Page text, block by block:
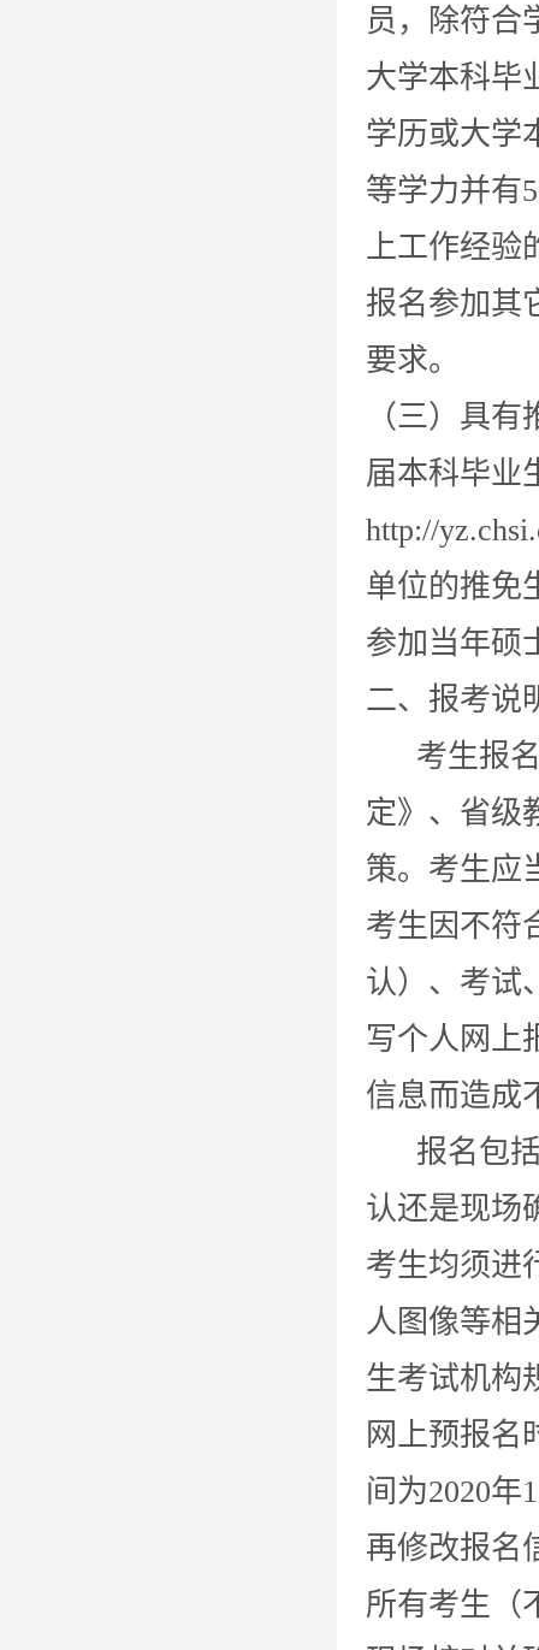
员，除符合
大学本科毕
学历或大学
等学力并有
上工作经验
报名参加其
要求。
（三）具
届本科毕业
http://
单位的推免
参加当年硕
二、报考说
考生报名
定》、省级
策。考生应
考生因不符
认）、考试
写个人网上
信息而造成
报名包括
认还是现场
考生均须进
人图像等相
生考试机构
网上预报名
间为2020年
再修改报名
所有考生（